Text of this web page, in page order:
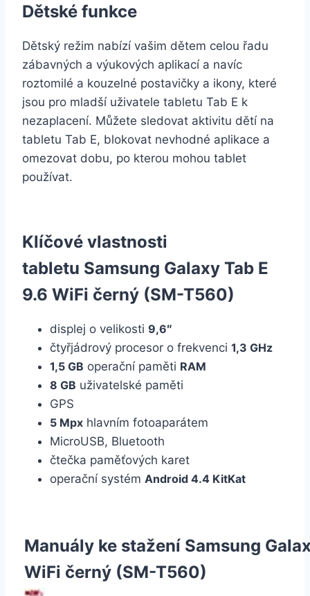
Dětské funkce
Dětský režim nabízí vašim dětem celou řadu
zábavných a výukových aplikací a navíc
roztomilé a kouzelné postavičky a ikony, které
jsou pro mladší uživatele tabletu Tab E k
nezaplacení. Můžete sledovat aktivitu dětí na
tabletu Tab E, blokovat nevhodné aplikace a
omezovat dobu, po kterou mohou tablet
používat.
Klíčové vlastnosti
tabletu Samsung Galaxy Tab E
9.6 WiFi černý (SM-T560)
displej o velikosti 9,6″
čtyřjádrový procesor o frekvenci 1,3 GHz
1,5 GB operační paměti RAM
8 GB uživatelské paměti
GPS
5 Mpx hlavním fotoaparátem
MicroUSB, Bluetooth
čtečka paměťových karet
operační systém Android 4.4 KitKat
Manuály ke stažení Samsung
WiFi černý (SM-T560)